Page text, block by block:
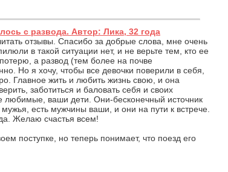
с развода. Автор: Лика, 32 года
отзывы. Спасибо за добрые слова, мне очень
в такой ситуации нет, и не верьте тем, кто ее
а развод (тем более на почве
Но я хочу, чтобы все девочки поверили в себя,
Главное жить и любить жизнь свою, и она
заботиться и баловать себя и своих
ваши дети. Они-бесконечный источник
есть мужчины ваши, и они на пути к встрече.
Желаю счастья всем!
поступке, но теперь понимает, что поезд его